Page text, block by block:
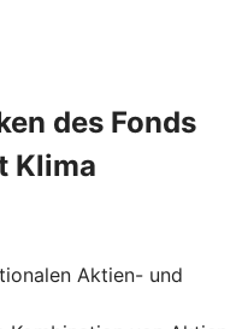
des Fonds
Klima
Aktien- und